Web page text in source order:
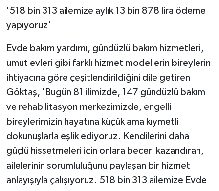
'518 bin 313 ailemize aylık 13 bin 878 lira ödeme
yapıyoruz'
Evde bakım yardımı, gündüzlü bakım hizmetleri,
umut evleri gibi farklı hizmet modellerin bireylerin
ihtiyacına göre çeşitlendirildiğini dile getiren
Göktaş, 'Bugün 81 ilimizde, 147 gündüzlü bakım
ve rehabilitasyon merkezimizde, engelli
bireylerimizin hayatına küçük ama kıymetli
dokunuşlarla eşlik ediyoruz. Kendilerini daha
güçlü hissetmeleri için onlara beceri kazandıran,
ailelerinin sorumluluğunu paylaşan bir hizmet
anlayışıyla çalışıyoruz. 518 bin 313 ailemize Evde